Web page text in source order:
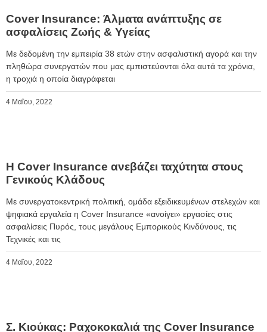
Cover Insurance: Άλματα ανάπτυξης σε
ασφαλίσεις Ζωής & Υγείας
Με δεδομένη την εμπειρία 38 ετών στην ασφαλιστική αγορά και την
πληθώρα συνεργατών που μας εμπιστεύονται όλα αυτά τα χρόνια,
η τροχιά η οποία διαγράφεται
4 Μαΐου, 2022
Η Cover Insurance ανεβάζει ταχύτητα στους
Γενικούς Κλάδους
Με συνεργατοκεντρική πολιτική, ομάδα εξειδικευμένων στελεχών και
ψηφιακά εργαλεία η Cover Insurance «ανοίγει» εργασίες στις
ασφαλίσεις Πυρός, τους μεγάλους Εμπορικούς Κινδύνους, τις
Τεχνικές και τις
4 Μαΐου, 2022
Σ. Κιούκας: Ραχοκοκαλιά της Cover Insurance